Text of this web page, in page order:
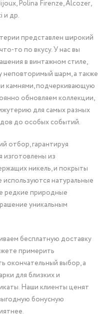
Polina Firenze, Alcozer,
и др.
представлен широкий
то по вкусу. У нас вы
в винтажном стиле,
шарм, а также
камнями, подчеркивающую
обновляем коллекции,
для самых разных
до особых событий.
отбор, гарантируя
изготовлены из
никель, и покрыты
натуральные
редкие природные
уникальным
бесплатную доставку
примерить
окончательный выбор, а
для близких и
Наши клиенты ценят
бонусную